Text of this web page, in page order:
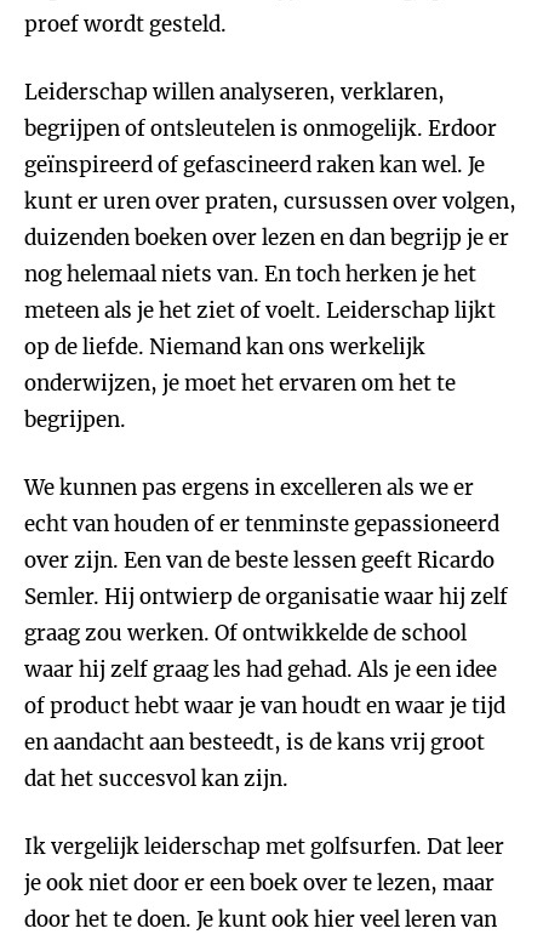
proef wordt gesteld.
Leiderschap willen analyseren, verklaren,
begrijpen of ontsleutelen is onmogelijk. Erdoor
geïnspireerd of gefascineerd raken kan wel. Je
kunt er uren over praten, cursussen over volgen,
duizenden boeken over lezen en dan begrijp je er
nog helemaal niets van. En toch herken je het
meteen als je het ziet of voelt. Leiderschap lijkt
op de liefde. Niemand kan ons werkelijk
onderwijzen, je moet het ervaren om het te
begrijpen.
We kunnen pas ergens in excelleren als we er
echt van houden of er tenminste gepassioneerd
over zijn. Een van de beste lessen geeft Ricardo
Semler. Hij ontwierp de organisatie waar hij zelf
graag zou werken. Of ontwikkelde de school
waar hij zelf graag les had gehad. Als je een idee
of product hebt waar je van houdt en waar je tijd
en aandacht aan besteedt, is de kans vrij groot
dat het succesvol kan zijn.
Ik vergelijk leiderschap met golfsurfen. Dat leer
je ook niet door er een boek over te lezen, maar
door het te doen. Je kunt ook hier veel leren van